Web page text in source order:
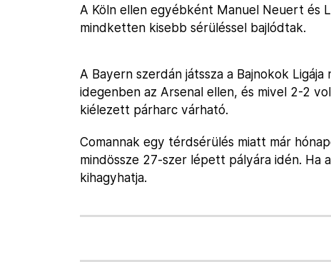
A Köln ellen egyébként Manuel Neuert és
mindketten kisebb sérüléssel bajlódtak.
A Bayern szerdán játssza a Bajnokok
idegenben az Arsenal ellen, és mivel 2-2
kiélezett párharc várható.
Comannak egy térdsérülés miatt már
mindössze 27-szer lépett pályára idén. Ha
kihagyhatja.